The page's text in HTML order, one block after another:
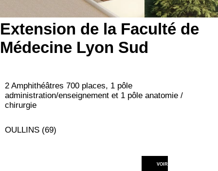
Extension de la Faculté de
Médecine Lyon Sud
2 Amphithéâtres 700 places, 1 pôle
administration/enseignement et 1 pôle anatomie /
chirurgie
OULLINS (69)
VOIR